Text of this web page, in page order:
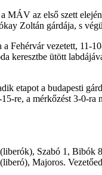
az első szett
Zoltán gárdája, s
Fehérvár vezetett,
ütött
etapot a budapesti
re, a mérkőzést 3-0-ra
Szabó 1, Bibók
Majoros.